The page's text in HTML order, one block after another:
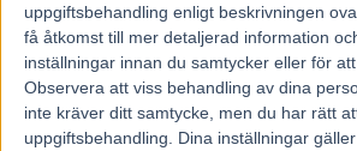
uppgiftsbehandling enligt beskrivningen
få åtkomst till mer detaljerad information
inställningar innan du samtycker eller för
Observera att viss behandling av dina
inte kräver ditt samtycke, men du har rätt
uppgiftsbehandling. Dina inställningar